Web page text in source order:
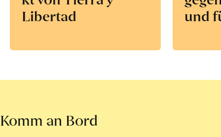
Libertad
und
Komm an Bord